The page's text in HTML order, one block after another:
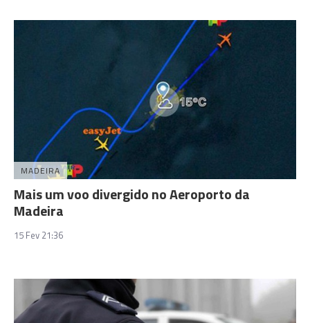
MADEIRA
Mais um voo divergido no Aeroporto da
Madeira
15 Fev 21:36